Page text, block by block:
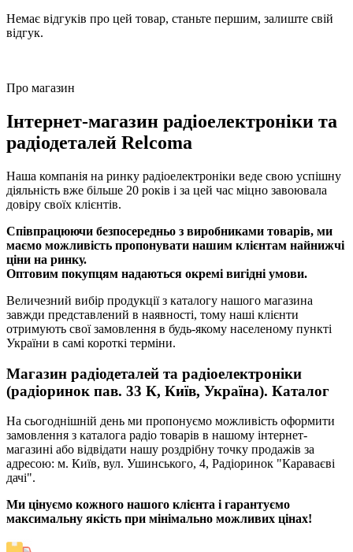
Немає відгуків про цей товар, станьте першим, залиште свій
відгук.
Про магазин
Інтернет-магазин радіоелектроніки та
радіодеталей Relcoma
Наша компанія на ринку радіоелектроніки веде свою успішну
діяльність вже більше 20 років і за цей час міцно завоювала
довіру своїх клієнтів.
Співпрацюючи безпосередньо з виробниками товарів, ми
маємо можливість пропонувати нашим клієнтам найнижчі
ціни на ринку.
Оптовим покупцям надаються окремі вигідні умови.
Величезний вибір продукції з каталогу нашого магазина
завжди представлений в наявності, тому наші клієнти
отримують свої замовлення в будь-якому населеному пункті
України в самі короткі терміни.
Магазин радіодеталей та радіоелектроніки
(радіоринок пав. 33 К, Київ, Україна). Каталог
На сьогоднішній день ми пропонуємо можливість оформити
замовлення з каталога радіо товарів в нашому інтернет-
магазині або відвідати нашу роздрібну точку продажів за
адресою: м. Київ, вул. Ушинського, 4, Радіоринок "Караваєві
дачі".
Ми цінуємо кожного нашого клієнта і гарантуємо
максимальну якість при мінімально можливих цінах!